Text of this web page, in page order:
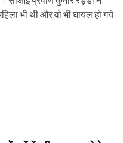
भी थी और वो भी घायल हो गये